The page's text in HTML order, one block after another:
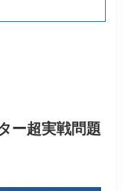
ー超実戦問題